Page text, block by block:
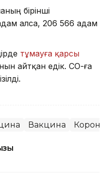
бірінші
алса, 206 566 адам
тұмауға қарсы
айтқан едік. СҚО-ға
Вакцина